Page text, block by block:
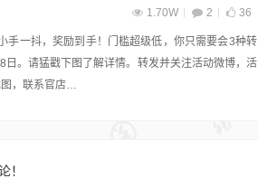
1.70W 2 36
手一抖，奖励到手！门槛超级低，你只需要会3种转
。请猛戳下图了解详情。转发并关注活动微博，活
图，联系官店…
！